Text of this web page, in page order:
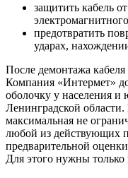
защитить кабель
предотвратить
ударах,
После демонтажа
Компания «Интермет»
оболочку у населения и
Ленинградской
максимальная не
любой из действующих
предварительной
Для этого нужны только